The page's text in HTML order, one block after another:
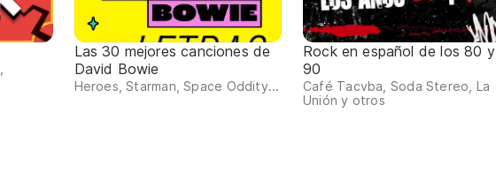
Las 30 mejores canciones de
David Bowie
Heroes, Starman, Space Oddity...
Rock en español de los 80 y
90
Café Tacvba, Soda Stereo, La
Unión y otros